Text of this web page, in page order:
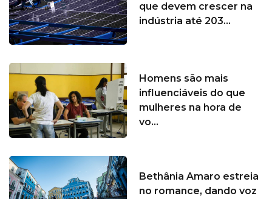
que devem crescer na
indústria até 203...
Homens são mais
influenciáveis do que
mulheres na hora de
vo...
Bethânia Amaro estreia
no romance, dando voz